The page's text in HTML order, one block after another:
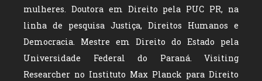
mulheres. Doutora em Direito pela PUC PR, na
linha de pesquisa Justiça, Direitos Humanos e
Democracia. Mestre em Direito do Estado pela
Universidade Federal do Paraná. Visiting
Researcher no Instituto Max Planck para Direito